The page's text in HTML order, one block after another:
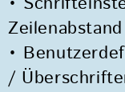
•
/